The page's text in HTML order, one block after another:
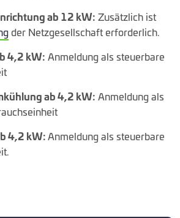
ab 12 kW: Zusätzlich ist
der Netzgesellschaft erforderlich.
4,2 kW: Anmeldung als steuerbare
ab 4,2 kW: Anmeldung als
4,2 kW:Anmeldung als steuerbare